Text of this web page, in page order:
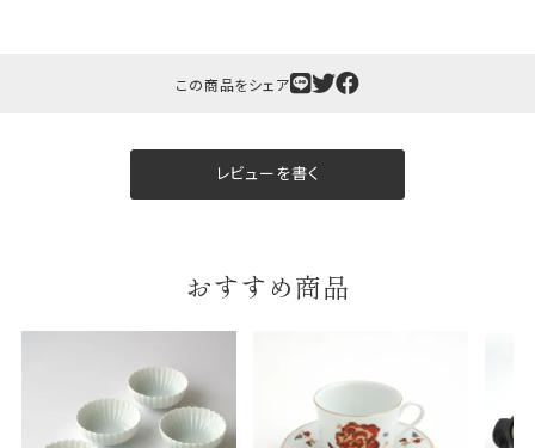
A.一般的なギフトに使用する包装紙です。
A
B
一般的なギフト包装
包装
のし・包装体裁により、紐（ひも）掛けしない場合が
この商品をシェア
レビューを書く
おすすめ商品